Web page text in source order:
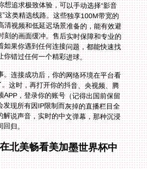
你错过任何一个精彩进球。
。连接成功后，你的网络环境在平台看
。这时，再打开你的抖音、央视频、腾
APP，登录你的账号（记得出国前保留
发现所有因IP限制而灰掉的直播栏目全
解说声音，实时的中文弹幕，那种沉浸
回归。
北美畅看美加墨世界杯中